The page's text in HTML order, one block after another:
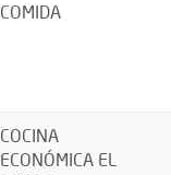
COMIDA
COCINA
ECONÓMICA EL